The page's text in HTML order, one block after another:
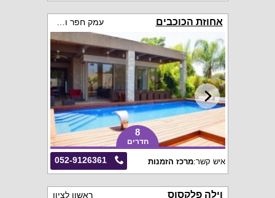
אחוזת הכוכבים
8
חדרים
052-9126361 איש קשר:מרכז הזמנות
וילה פלקסוס ראשון לציון